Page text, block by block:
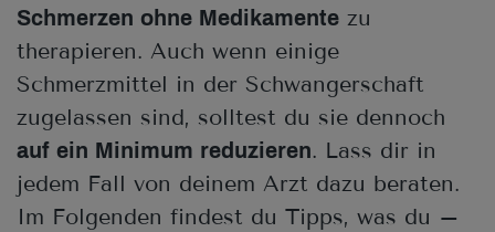
Schmerzen ohne Medikamente zu
therapieren. Auch wenn einige
Schmerzmittel in der Schwangerschaft
zugelassen sind, solltest du sie dennoch
auf ein Minimum reduzieren. Lass dir in
jedem Fall von deinem Arzt dazu beraten.
Im Folgenden findest du Tipps, was du –